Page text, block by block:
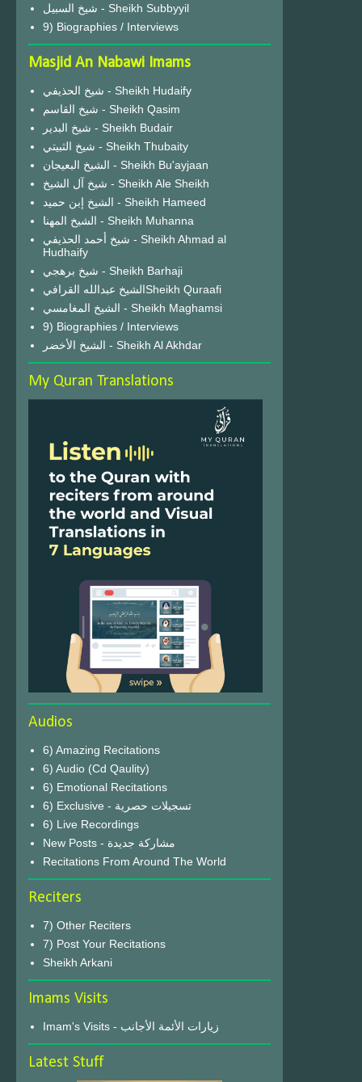
شيخ السبيل - Sheikh Subbyyil
9) Biographies / Interviews
Masjid An Nabawi Imams
شيخ الحذيفي - Sheikh Hudaify
شيخ القاسم - Sheikh Qasim
شيخ البدير - Sheikh Budair
شيخ الثبيتي - Sheikh Thubaity
الشيخ البعيجان - Sheikh Bu'ayjaan
شيخ آل الشيخ - Sheikh Ale Sheikh
الشيخ إبن حميد - Sheikh Hameed
الشيخ المهنا - Sheikh Muhanna
شيخ أحمد الحذيفي - Sheikh Ahmad al
Hudhaify
شيخ برهجي - Sheikh Barhaji
الشيخ عبدالله القرافيSheikh Quraafi
الشيخ المغامسي - Sheikh Maghamsi
9) Biographies / Interviews
الشيخ الأخضر - Sheikh Al Akhdar
My Quran Translations
Audios
6) Amazing Recitations
6) Audio (Cd Qaulity)
6) Emotional Recitations
6) Exclusive - تسجيلات حصرية
6) Live Recordings
New Posts - مشاركة جديدة
Recitations From Around The World
Reciters
7) Other Reciters
7) Post Your Recitations
Sheikh Arkani
Imams Visits
Imam's Visits - زيارات الأئمة الأجانب
Latest Stuff